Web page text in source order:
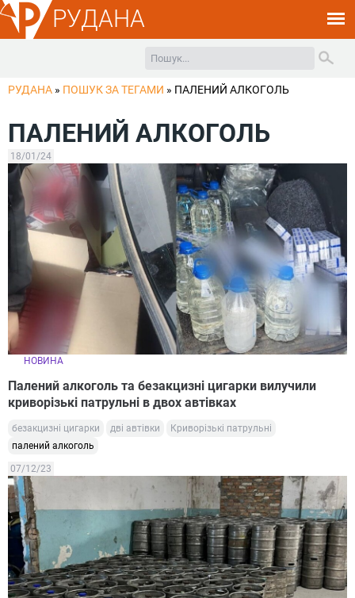
РУДАНА
РУДАНА » ПОШУК ЗА ТЕГАМИ » ПАЛЕНИЙ АЛКОГОЛЬ
ПАЛЕНИЙ АЛКОГОЛЬ
18/01/24
НОВИНА
Палений алкоголь та безакцизні цигарки вилучили
криворізькі патрульні в двох автівках
безакцизні цигарки дві автівки
Криворізькі патрульні
палений алкоголь
07/12/23